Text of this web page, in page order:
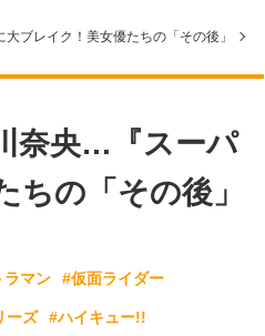
ブレイク！美女優たちの「その後」
奈央…『スーパ
ちの「その後」
ラマン #仮面ライダー
ーズ #ハイキュー!!